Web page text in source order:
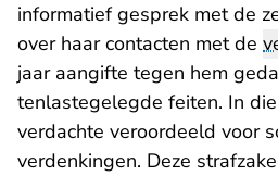
informatief gesprek met de
over haar contacten met de
jaar aangifte tegen hem
tenlastegelegde feiten. In
verdachte veroordeeld voor
verdenkingen. Deze